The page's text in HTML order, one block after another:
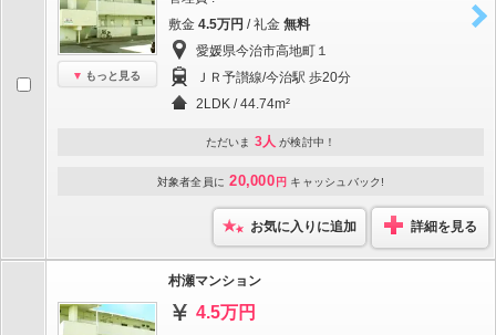
もっと見る
敷金 4.5万円 / 礼金 無料
愛媛県今治市高地町１
ＪＲ予讃線/今治駅 歩20分
2LDK / 44.74m²
ただいま 3人 が検討中！
対象者全員に 20,000 円 キャッシュバック!
お気に入りに追加 詳細を見る
村瀬マンション
4.5万円